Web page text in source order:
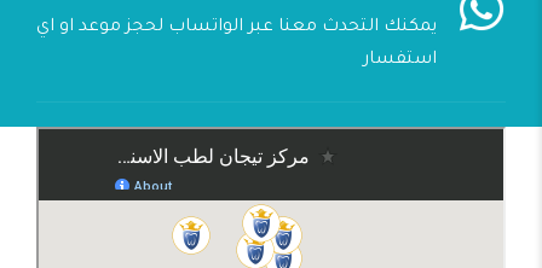
يمكنك التحدث معنا عبر الواتساب لحجز موعد او اي
استفسار